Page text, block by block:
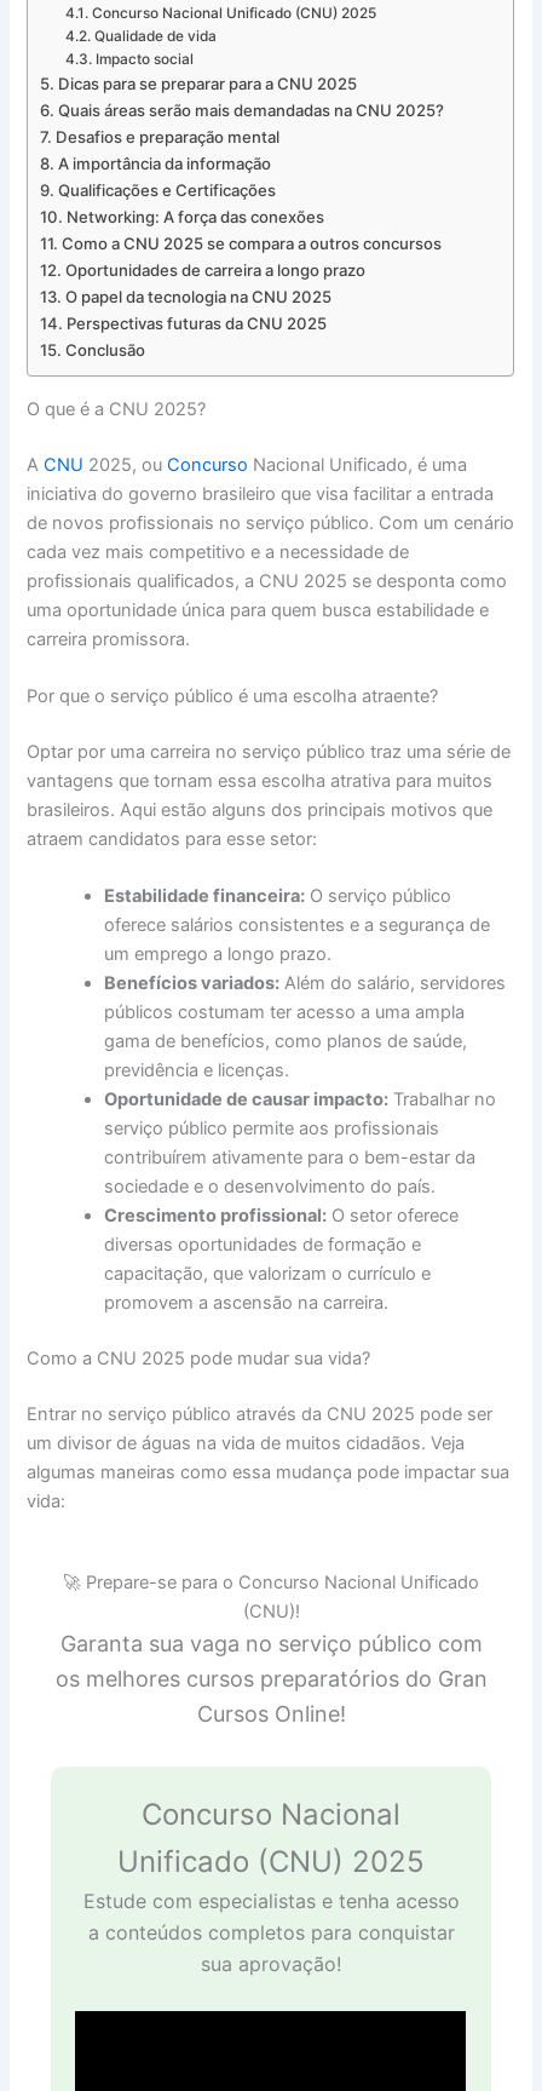
Concurso Nacional Unificado (CNU) 2025
Qualidade de vida
Impacto social
Dicas para se preparar para a CNU 2025
Quais áreas serão mais demandadas na CNU 2025?
Desafios e preparação mental
A importância da informação
Qualificações e Certificações
Networking: A força das conexões
Como a CNU 2025 se compara a outros concursos
Oportunidades de carreira a longo prazo
O papel da tecnologia na CNU 2025
Perspectivas futuras da CNU 2025
Conclusão
O que é a CNU 2025?
ACNU 2025, ouConcurso Nacional Unificado, é uma
iniciativa do governo brasileiro que visa facilitar a entrada
de novos profissionais no serviço público. Com um cenário
cada vez mais competitivo e a necessidade de
profissionais qualificados, a CNU 2025 se desponta como
uma oportunidade única para quem busca estabilidade e
carreira promissora.
Por que o serviço público é uma escolha atraente?
Optar por uma carreira no serviço público traz uma série de
vantagens que tornam essa escolha atrativa para muitos
brasileiros. Aqui estão alguns dos principais motivos que
atraem candidatos para esse setor:
Estabilidade financeira: O serviço público
oferece salários consistentes e a segurança de
um emprego a longo prazo.
Benefícios variados: Além do salário, servidores
públicos costumam ter acesso a uma ampla
gama de benefícios, como planos de saúde,
previdência e licenças.
Oportunidade de causar impacto: Trabalhar no
serviço público permite aos profissionais
contribuírem ativamente para o bem-estar da
sociedade e o desenvolvimento do país.
Crescimento profissional: O setor oferece
diversas oportunidades de formação e
capacitação, que valorizam o currículo e
promovem a ascensão na carreira.
Como a CNU 2025 pode mudar sua vida?
Entrar no serviço público através da CNU 2025 pode ser
um divisor de águas na vida de muitos cidadãos. Veja
algumas maneiras como essa mudança pode impactar sua
vida:
🚀 Prepare-se para o Concurso Nacional Unificado
(CNU)!
Garanta sua vaga no serviço público com
os melhores cursos preparatórios do Gran
Cursos Online!
Concurso Nacional
Unificado (CNU) 2025
Estude com especialistas e tenha acesso
a conteúdos completos para conquistar
sua aprovação!